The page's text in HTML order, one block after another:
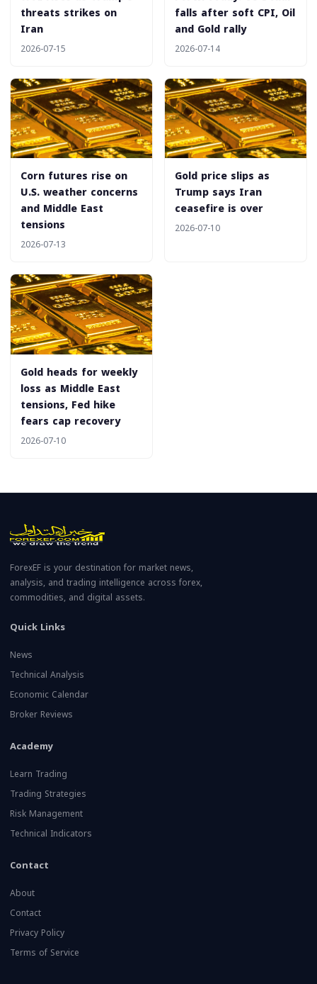
threats strikes on
Iran
2026-07-15
falls after soft CPI, Oil
and Gold rally
2026-07-14
Corn futures rise on
U.S. weather concerns
and Middle East
tensions
2026-07-13
Gold price slips as
Trump says Iran
ceasefire is over
2026-07-10
Gold heads for weekly
loss as Middle East
tensions, Fed hike
fears cap recovery
2026-07-10
ForexEF is your destination for market news,
analysis, and trading intelligence across forex,
commodities, and digital assets.
Quick Links
News
Technical Analysis
Economic Calendar
Broker Reviews
Academy
Learn Trading
Trading Strategies
Risk Management
Technical Indicators
Contact
About
Contact
Privacy Policy
Terms of Service